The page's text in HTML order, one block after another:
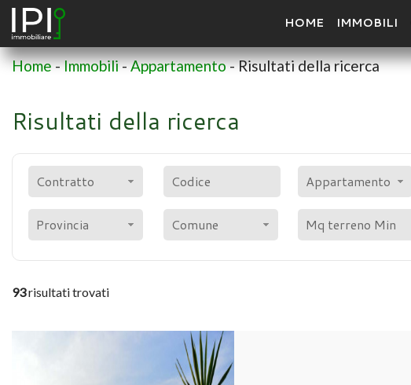
HOME IMMOBILI
Home-Immobili-Appartamento-Risultati della ricerca
Risultati della ricerca
Contratto Appartamento
Provincia Comune
93risultati trovati